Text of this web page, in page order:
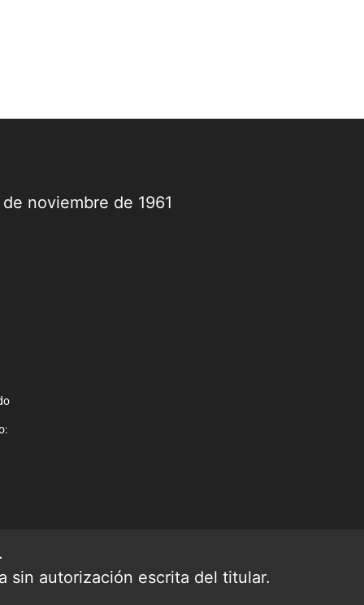
noviembre de 1961
sin autorización escrita del titular.